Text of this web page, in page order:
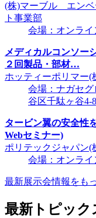
(株)マーブル エン
ト事業部
会場：オンライ
メディカルコンソ
２回製品・部材…
ホッティーポリマー(
会場：ナガセ
谷区千駄ヶ
タービン翼の安全性
Webセミナー)
ポリテックジャパン(
会場：オンライ
最新展示会情報をも
最新トピック